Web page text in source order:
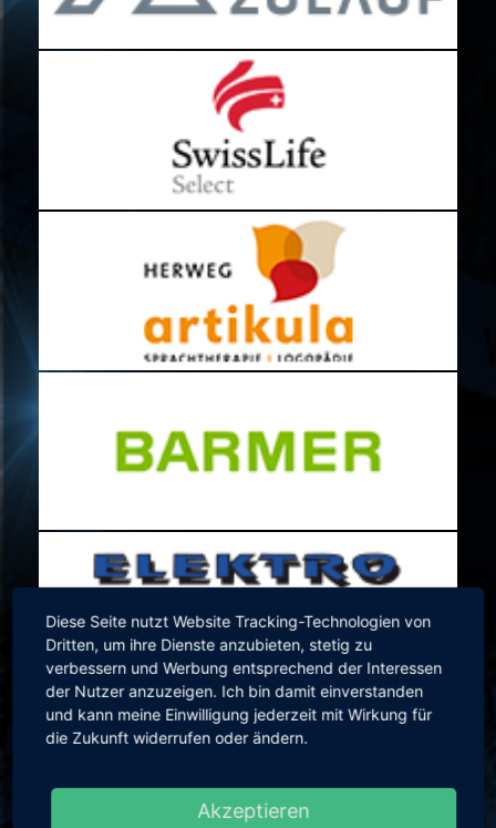
Diese Seite nutzt Website Tracking-Technologien von
Dritten, um ihre Dienste anzubieten, stetig zu
verbessern und Werbung entsprechend der Interessen
der Nutzer anzuzeigen. Ich bin damit einverstanden
und kann meine Einwilligung jederzeit mit Wirkung für
die Zukunft widerrufen oder ändern.
Akzeptieren